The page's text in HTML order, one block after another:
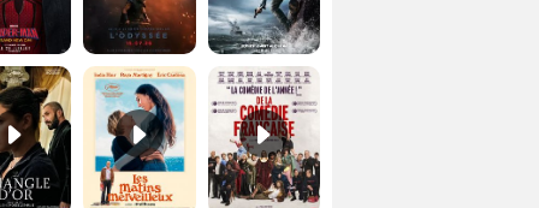
Les Matins merveilleux Bande-annonce VF De la Comédie-Française Teaser VF